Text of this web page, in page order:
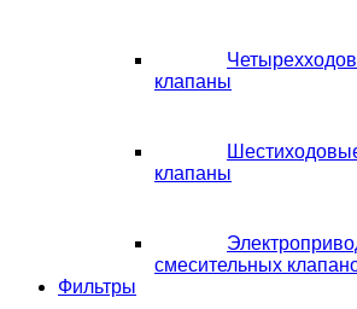
клапаны
клапаны
смесительных
Фильтры